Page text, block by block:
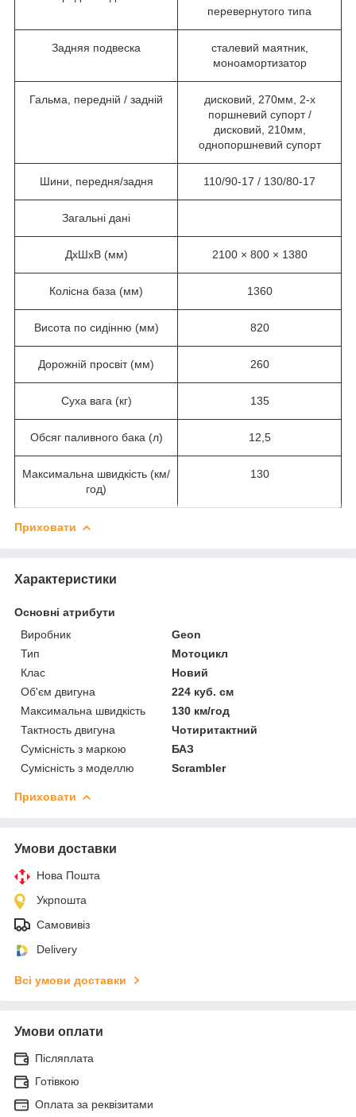
перевернутого типа
Задняя подвеска
сталевий маятник,
моноамортизатор
Гальма, передній / задній
дисковий, 270мм, 2-х
поршневий супорт /
дисковий, 210мм,
однопоршневий супорт
Шини, передня/задня 110/90-17 / 130/80-17
Загальні дані
ДхШхВ (мм) 2100 × 800 × 1380
Колісна база (мм) 1360
Висота по сидінню (мм) 820
Дорожній просвіт (мм) 260
Суха вага (кг) 135
Обсяг паливного бака (л) 12,5
Максимальна швидкість (км/
год)
130
Приховати
Характеристики
Основні атрибути
Виробник
Geon
Тип
Мотоцикл
Клас
Новий
Об'єм двигуна
224 куб. см
Максимальна швидкість
130 км/год
Тактность двигуна
Чотиритактний
Сумісність з маркою
БАЗ
Сумісність з моделлю
Scrambler
Приховати
Умови доставки
Нова Пошта
Укрпошта
Самовивіз
Delivery
Всі умови доставки
Умови оплати
Післяплата
Готівкою
Оплата за реквізитами